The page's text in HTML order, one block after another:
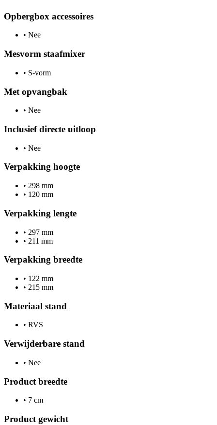
Opbergbox accessoires
• Nee
Mesvorm staafmixer
• S-vorm
Met opvangbak
• Nee
Inclusief directe uitloop
• Nee
Verpakking hoogte
• 298 mm
• 120 mm
Verpakking lengte
• 297 mm
• 211 mm
Verpakking breedte
• 122 mm
• 215 mm
Materiaal stand
• RVS
Verwijderbare stand
• Nee
Product breedte
• 7 cm
Product gewicht